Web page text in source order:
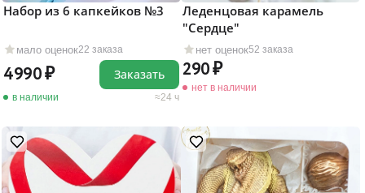
мало оценок22 заказа
Набор из 6 капкейков №3
4990
в наличии 24 ч
Заказать
нет оценок52 заказа
Леденцовая карамель
"Сердце"
290
нет в наличии